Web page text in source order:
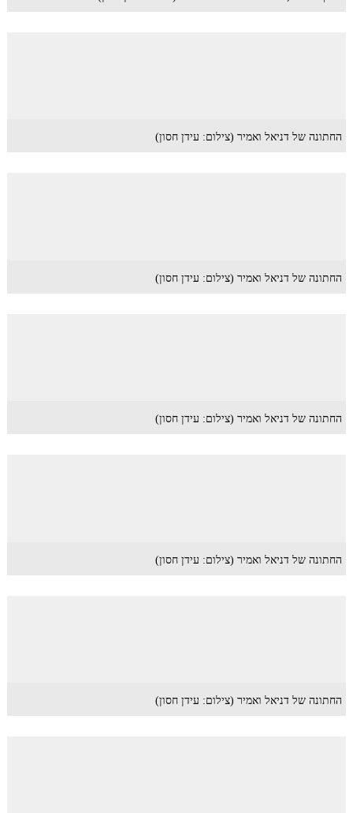
החתונה של דניאל ואמיר (צילום: עידן חסון)
החתונה של דניאל ואמיר (צילום: עידן חסון)
החתונה של דניאל ואמיר (צילום: עידן חסון)
החתונה של דניאל ואמיר (צילום: עידן חסון)
החתונה של דניאל ואמיר (צילום: עידן חסון)